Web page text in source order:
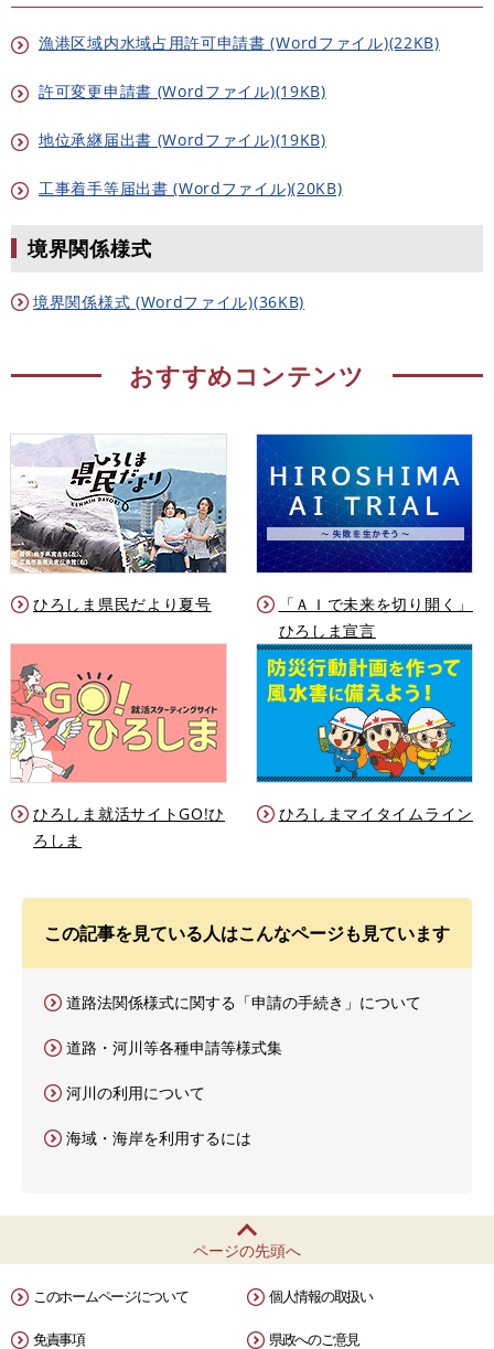
漁港区域内水域占用許可申請書 (Wordファイル)(22KB)
許可変更申請書 (Wordファイル)(19KB)
地位承継届出書 (Wordファイル)(19KB)
工事着手等届出書 (Wordファイル)(20KB)
境界関係様式
境界関係様式 (Wordファイル)(36KB)
おすすめコンテンツ
ひろしま県民だより夏号
「ＡＩで未来を切り開く」
ひろしま宣言
ひろしま就活サイトGO!ひ
ろしま
ひろしまマイタイムライン
この記事を見ている人はこんなページも見ています
道路法関係様式に関する「申請の手続き」について
道路・河川等各種申請等様式集
河川の利用について
海域・海岸を利用するには
ページの先頭へ
このホームページについて 個人情報の取扱い
免責事項 県政へのご意見